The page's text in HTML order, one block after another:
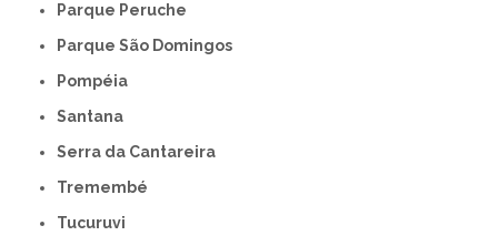
Parque Peruche
Parque São Domingos
Pompéia
Santana
Serra da Cantareira
Tremembé
Tucuruvi